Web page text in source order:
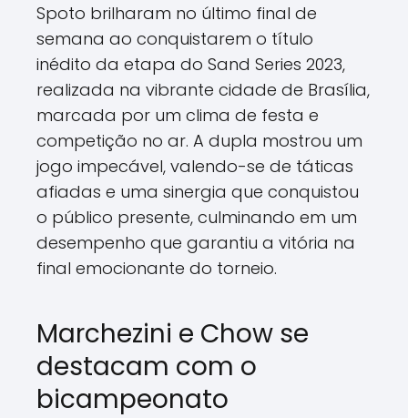
Spoto brilharam no último final de
semana ao conquistarem o título
inédito da etapa do Sand Series 2023,
realizada na vibrante cidade de Brasília,
marcada por um clima de festa e
competição no ar. A dupla mostrou um
jogo impecável, valendo-se de táticas
afiadas e uma sinergia que conquistou
o público presente, culminando em um
desempenho que garantiu a vitória na
final emocionante do torneio.
Marchezini e Chow se
destacam com o
bicampeonato